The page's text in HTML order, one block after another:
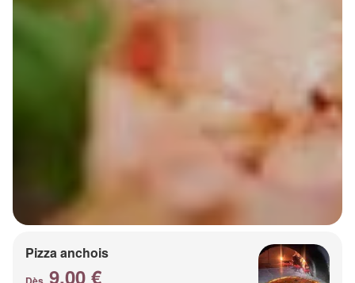
Pizza anchois
9.00 €